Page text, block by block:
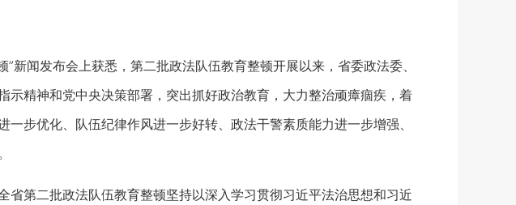
闻发布会上获悉，第二批政法队伍教育整顿开展以来，省委政法委、
精神和党中央决策部署，突出抓好政治教育，大力整治顽瘴痼疾，着
步优化、队伍纪律作风进一步好转、政法干警素质能力进一步增强、
第二批政法队伍教育整顿坚持以深入学习贯彻习近平法治思想和习近